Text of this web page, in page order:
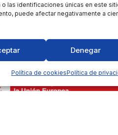
las identificaciones únicas en este
puede afectar negativamente a
Denegar
Política de cookiesPolítica de
al viajero
alternativas bajas en carbono